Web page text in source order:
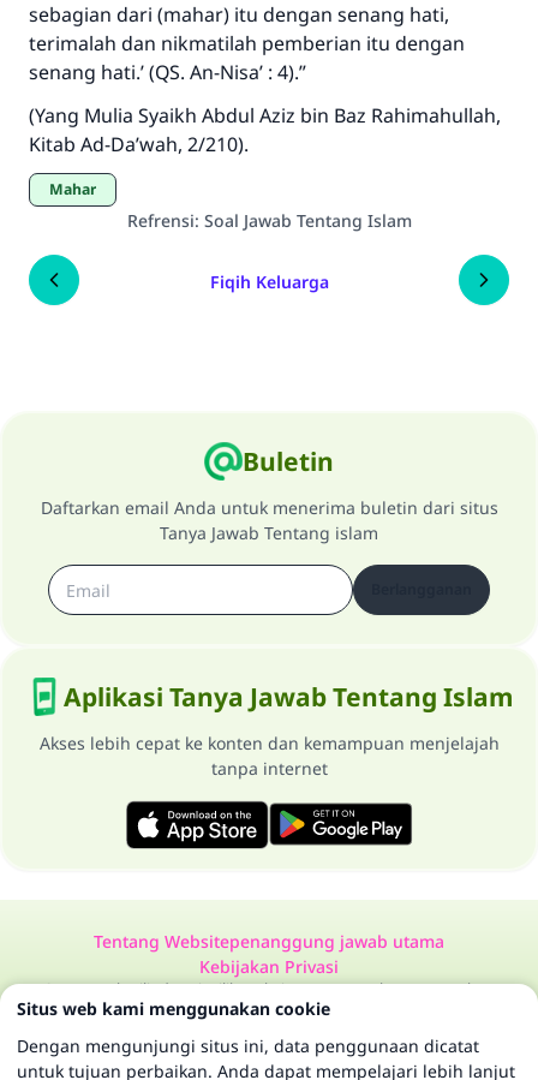
sebagian dari (mahar) itu dengan senang hati,
terimalah dan nikmatilah pemberian itu dengan
senang hati.’(QS. An-Nisa’ : 4).”
(Yang Mulia Syaikh Abdul Aziz bin Baz Rahimahullah,
Kitab Ad-Da’wah, 2/210).
Mahar
Refrensi: Soal Jawab Tentang Islam
Fiqih Keluarga
Buletin
Daftarkan email Anda untuk menerima buletin dari situs
Tanya Jawab Tentang islam
Aplikasi Tanya Jawab Tentang Islam
Akses lebih cepat ke konten dan kemampuan menjelajah
tanpa internet
Tentang Websitepenanggung jawab utama
Kebijakan Privasi
Semua Hak Dilindungi Milik Website Tanya Jawab Tentang Islam
1997-2025 ©
Situs web kami menggunakan cookie
Dengan mengunjungi situs ini, data penggunaan dicatat
untuk tujuan perbaikan. Anda dapat mempelajari lebih lanjut